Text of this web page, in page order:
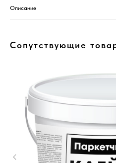
Описание
Сопутствующие